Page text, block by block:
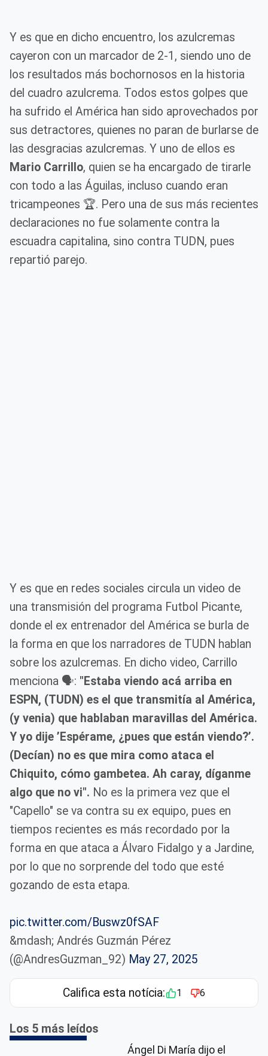
Y es que en dicho encuentro, los azulcremas
cayeron con un marcador de 2-1, siendo uno de
los resultados más bochornosos en la historia
del cuadro azulcrema. Todos estos golpes que
ha sufrido el América han sido aprovechados por
sus detractores, quienes no paran de burlarse de
las desgracias azulcremas. Y uno de ellos es
Mario Carrillo, quien se ha encargado de tirarle
con todo a las Águilas, incluso cuando eran
tricampeones 🏆. Pero una de sus más recientes
declaraciones no fue solamente contra la
escuadra capitalina, sino contra TUDN, pues
repartió parejo.
Y es que en redes sociales circula un video de
una transmisión del programa Futbol Picante,
donde el ex entrenador del América se burla de
la forma en que los narradores de TUDN hablan
sobre los azulcremas. En dicho video, Carrillo
menciona 🗣️: "Estaba viendo acá arriba en
ESPN, (TUDN) es el que transmitía al América,
(y venia) que hablaban maravillas del América.
Y yo dije ’Espérame, ¿pues que están viendo?’.
(Decían) no es que mira como ataca el
Chiquito, cómo gambetea. Ah caray, díganme
algo que no vi". No es la primera vez que el
"Capello" se va contra su ex equipo, pues en
tiempos recientes es más recordado por la
forma en que ataca a Álvaro Fidalgo y a Jardine,
por lo que no sorprende del todo que esté
gozando de esta etapa.
pic.twitter.com/Buswz0fSAF
&mdash; Andrés Guzmán Pérez
(@AndresGuzman_92) May 27, 2025
Califica esta notícia: 1 6
Los 5 más leídos
Ángel Di María dijo el